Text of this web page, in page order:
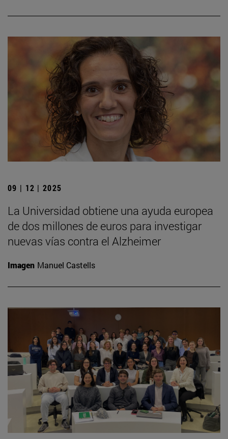
09 | 12 | 2025
La Universidad obtiene una ayuda europea
de dos millones de euros para investigar
nuevas vías contra el Alzheimer
Imagen Manuel Castells